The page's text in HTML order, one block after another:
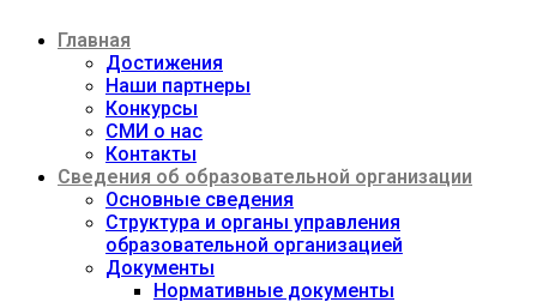
содержимому
Главная
Достижения
Наши партнеры
Конкурсы
СМИ о нас
Контакты
Сведения об образовательной организации
Основные сведения
Структура и органы управления
образовательной организацией
Документы
Нормативные документы